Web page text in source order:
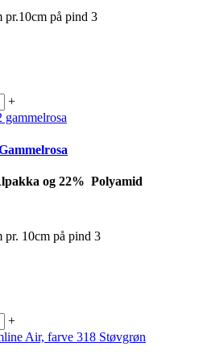
pr.10cm på pind 3
+
og 22% Polyamid
pr. 10cm på pind 3
+